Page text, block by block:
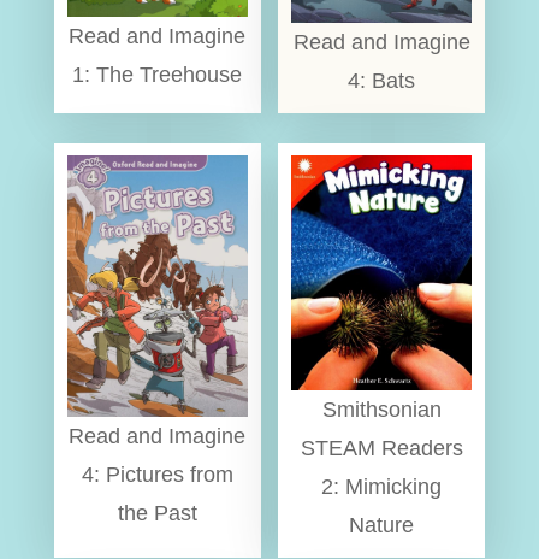
Read and Imagine
1: The Treehouse
Read and Imagine
4: Bats
Read and Imagine
4: Pictures from
the Past
Smithsonian
STEAM Readers
2: Mimicking
Nature